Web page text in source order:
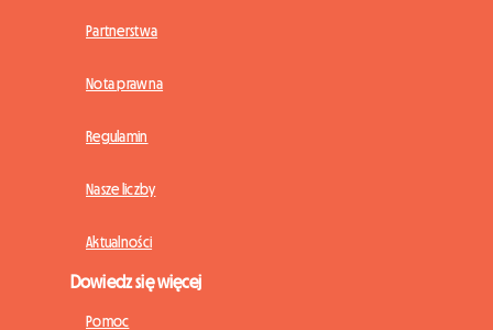
Partnerstwa
Nota prawna
Regulamin
Nasze liczby
Aktualności
Dowiedz się więcej
Pomoc